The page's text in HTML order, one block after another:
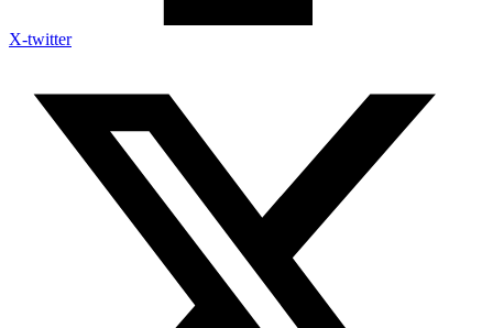
X-twitter